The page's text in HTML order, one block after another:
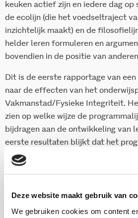
Deze website maakt gebruik van
We gebruiken cookies om content
keuken actief zijn en iedere dag op
de ecolijn (die het voedseltraject
inzichtelijk maakt) en de
helder leren formuleren en
bovendien in de positie van
Dit is de eerste rapportage van
naar de effecten van het
Vakmanstad/Fysieke Integriteit.
zien op welke wijze de
bijdragen aan de ontwikkeling van
eerste resultaten blijkt dat het
onderwijsprestaties van
Download publicatie